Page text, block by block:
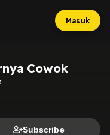
Masuk
Cowok
Subscribe